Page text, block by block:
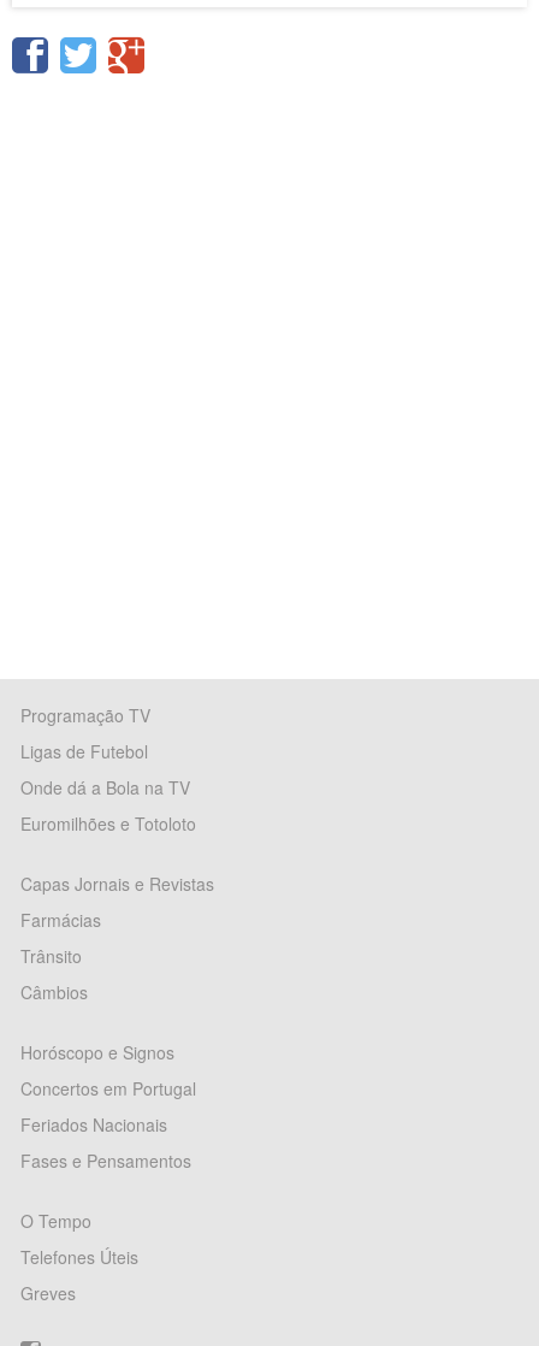
Programação TV
Ligas de Futebol
Onde dá a Bola na TV
Euromilhões e Totoloto
Capas Jornais e Revistas
Farmácias
Trânsito
Câmbios
Horóscopo e Signos
Concertos em Portugal
Feriados Nacionais
Fases e Pensamentos
O Tempo
Telefones Úteis
Greves